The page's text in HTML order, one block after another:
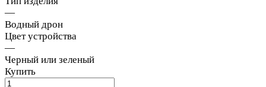
—
Водный дрон
Цвет устройства
—
Черный или зеленый
Купить